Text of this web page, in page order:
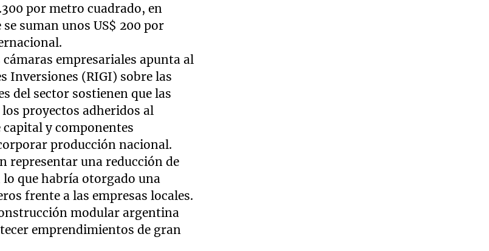
por metro cuadrado, en
suman unos US$ 200 por
empresariales apunta al
Inversiones (RIGI) sobre las
del sector sostienen que las
proyectos adheridos al
y componentes
producción nacional.
representar una reducción de
que habría otorgado una
frente a las empresas locales.
modular argentina
emprendimientos de gran